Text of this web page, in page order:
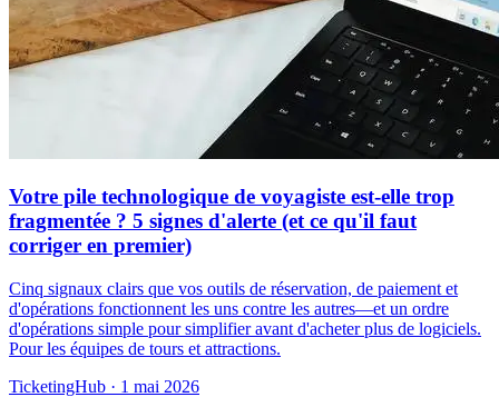
Votre pile technologique de voyagiste est-elle trop
fragmentée ? 5 signes d'alerte (et ce qu'il faut
corriger en premier)
Cinq signaux clairs que vos outils de réservation, de paiement et
d'opérations fonctionnent les uns contre les autres—et un ordre
d'opérations simple pour simplifier avant d'acheter plus de logiciels.
Pour les équipes de tours et attractions.
TicketingHub · 1 mai 2026